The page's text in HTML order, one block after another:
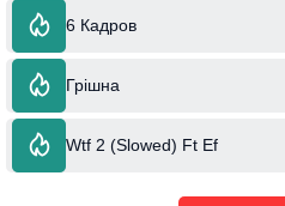
6 Кадров
Грішна
Wtf 2 (Slowed) Ft Ef